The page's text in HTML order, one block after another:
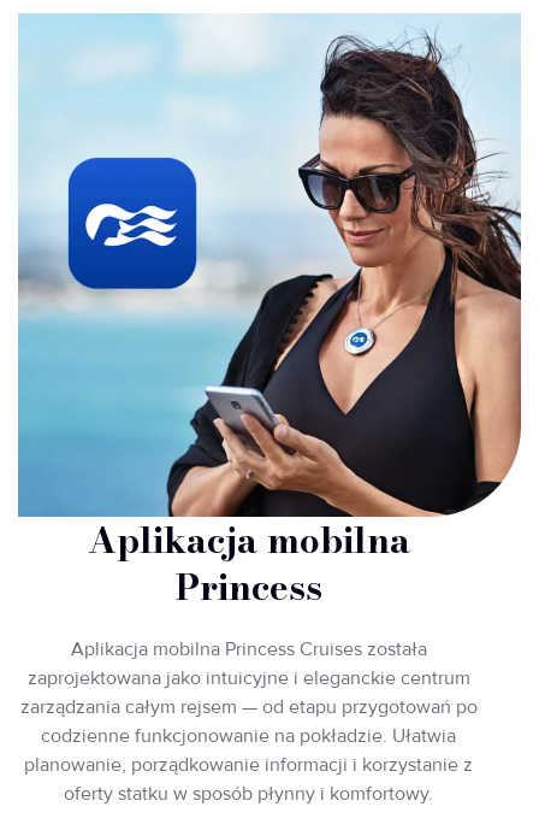
Aplikacja mobilna
Princess
Aplikacja mobilna Princess Cruises została
zaprojektowana jako intuicyjne i eleganckie centrum
zarządzania całym rejsem — od etapu przygotowań po
codzienne funkcjonowanie na pokładzie. Ułatwia
planowanie, porządkowanie informacji i korzystanie z
oferty statku w sposób płynny i komfortowy.